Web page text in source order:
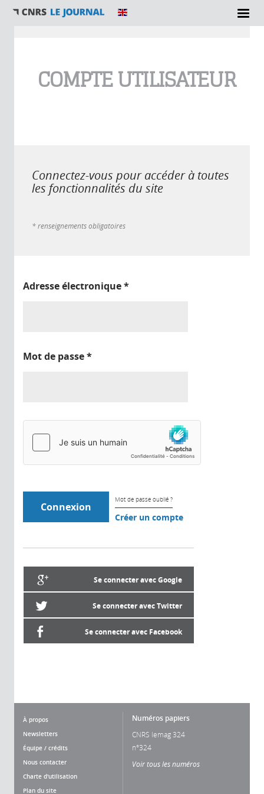
COMPTE UTILISATEUR
Connectez-vous pour accéder à toutes
les fonctionnalités du site
* renseignements obligatoires
Adresse électronique*
Mot de passe*
Mot de passe oublié ?
Créer un compte
Se connecter avec Google
Se connecter avec Twitter
Se connecter avec Facebook
À propos
Newsletters
Équipe / crédits
Nous contacter
Charte d'utilisation
Plan du site
Numéros papiers
CNRS lemag 324
n°324
Voir tous les numéros